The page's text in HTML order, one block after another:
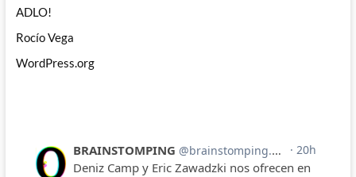
ADLO!
Rocío Vega
WordPress.org